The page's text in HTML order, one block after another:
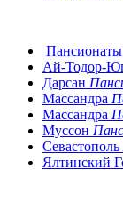
Ай-Тодор-
Дарсан
Массандра
Массандра
Муссон
Севастополь
Ялтинский